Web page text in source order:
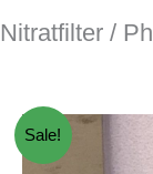
Nitratfilter /
Sale!